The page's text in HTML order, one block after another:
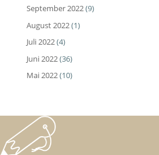
September 2022(9)
August 2022(1)
Juli 2022(4)
Juni 2022(36)
Mai 2022(10)